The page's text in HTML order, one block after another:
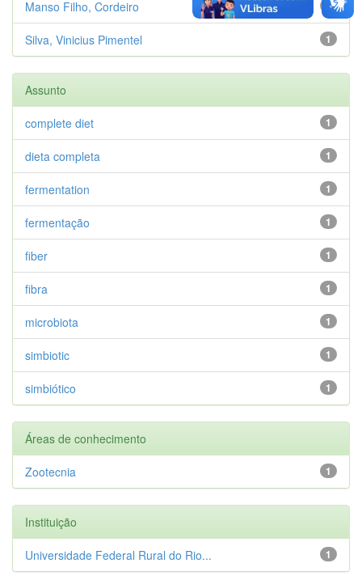
1
Manso Filho, Cordeiro
1
Silva, Vinicius Pimentel
Assunto
1
complete diet
1
dieta completa
1
fermentation
1
fermentação
1
fiber
1
fibra
1
microbiota
1
simbiotic
1
simbiótico
Áreas de conhecimento
1
Zootecnia
Instituição
1
Universidade Federal Rural do Rio...